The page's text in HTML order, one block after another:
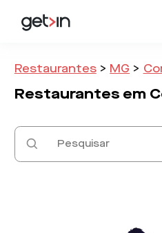
Restaurantes > MG >
Restaurantes em